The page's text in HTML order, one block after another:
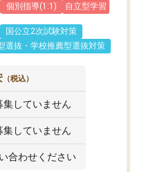
個別指導(1:1) 自立型学習
国公立2次試験対策
選抜・学校推薦型選抜対策
（税込）
集していません
集していません
合わせください